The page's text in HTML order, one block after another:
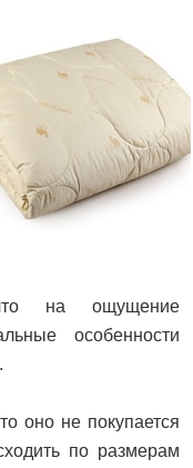
на ощущение
особенности
оно не покупается
по размерам